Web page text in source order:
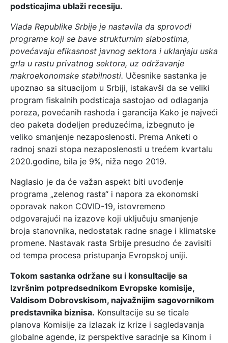
podsticajima ublaži recesiju.
Vlada Republike Srbije je nastavila da sprovodi
programe koji se bave strukturnim slabostima,
povećavaju efikasnost javnog sektora i uklanjaju uska
grla u rastu privatnog sektora, uz održavanje
makroekonomske stabilnosti. Učesnike sastanka je
upoznao sa situacijom u Srbiji, istakavši da se veliki
program fiskalnih podsticaja sastojao od odlaganja
poreza, povećanih rashoda i garancija Kako je najveći
deo paketa dodeljen preduzećima, izbegnuto je
veliko smanjenje nezaposlenosti. Prema Anketi o
radnoj snazi stopa nezaposlenosti u trećem kvartalu
2020.godine, bila je 9%, niža nego 2019.
Naglasio je da će važan aspekt biti uvođenje
programa „zelenog rasta“ i napora za ekonomski
oporavak nakon COVID-19, istovremeno
odgovarajući na izazove koji uključuju smanjenje
broja stanovnika, nedostatak radne snage i klimatske
promene. Nastavak rasta Srbije presudno će zavisiti
od tempa procesa pristupanja Evropskoj uniji.
Tokom sastanka održane su i konsultacije sa
Izvršnim potpredsednikom Evropske komisije,
Valdisom Dobrovskisom, najvažnijim sagovornikom
predstavnika biznisa. Konsultacije su se ticale
planova Komisije za izlazak iz krize i sagledavanja
globalne agende, iz perspektive saradnje sa Kinom i